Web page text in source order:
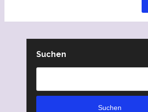
Suchen
Suchen